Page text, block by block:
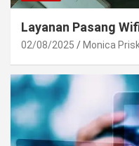
Layanan Pasang
02/08/2025 Monica